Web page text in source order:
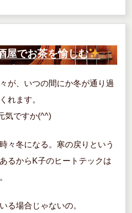
屋でお茶を愉しむ
が、いつの間にか冬が通り過
れます。
気ですか(^^)
々冬になる。寒の戻りという
るからK子のヒートテックは
る場合じゃないの。